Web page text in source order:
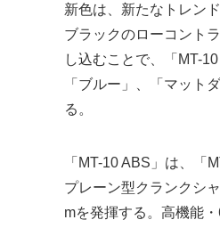
新色は、新たなトレン
ブラックのローコント
し込むことで、「MT-
「ブルー」、「マット
る。
「MT-10 ABS」は、「
プレーン型クランクシ
mを発揮する。高機能